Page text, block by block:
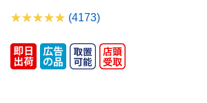
(4173)